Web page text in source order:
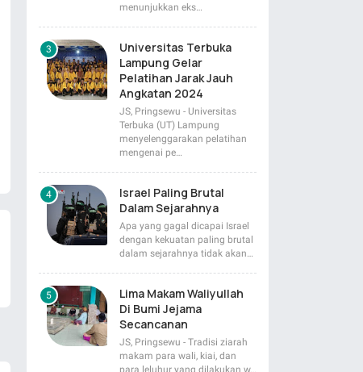
menunjukkan eks…
Universitas Terbuka
Lampung Gelar
Pelatihan Jarak Jauh
Angkatan 2024
JS, Pringsewu - Universitas
Terbuka (UT) Lampung
menyelenggarakan pelatihan
mengenai pe…
Israel Paling Brutal
Dalam Sejarahnya
Apa yang gagal dicapai Israel
dengan kekuatan paling brutal
dalam sejarahnya tidak akan…
Lima Makam Waliyullah
Di Bumi Jejama
Secancanan
JS, Pringsewu - Tradisi ziarah
makam para wali, kiai, dan
para leluhur yang dilakukan w…